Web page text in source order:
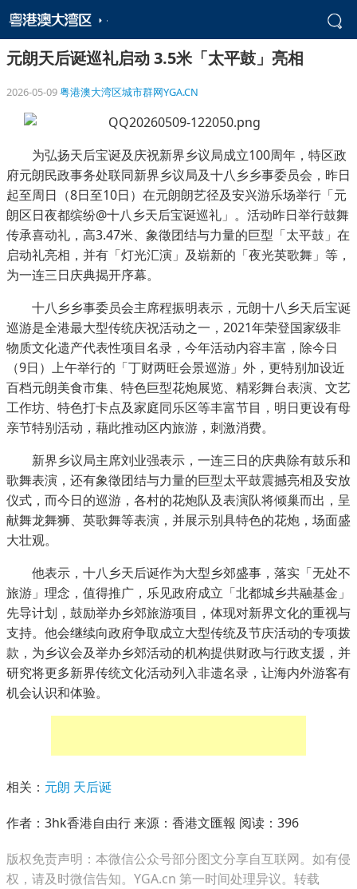
元朗天后诞巡礼启动 3.5米「太平鼓」亮相
2026-05-09粤港澳大湾区城市群网YGA.CN
为弘扬天后宝诞及庆祝新界乡议局成立100周年，特区政
府元朗民政事务处联同新界乡议局及十八乡乡事委员会，昨日
起至周日（8日至10日）在元朗朗艺径及安兴游乐场举行「元
朗区日夜都缤纷@十八乡天后宝诞巡礼」。活动昨日举行鼓舞
传承喜动礼，高3.47米、象徵团结与力量的巨型「太平鼓」在
启动礼亮相，并有「灯光汇演」及崭新的「夜光英歌舞」等，
为一连三日庆典揭开序幕。
十八乡乡事委员会主席程振明表示，元朗十八乡天后宝诞
巡游是全港最大型传统庆祝活动之一，2021年荣登国家级非
物质文化遗产代表性项目名录，今年活动内容丰富，除今日
（9日）上午举行的「丁财两旺会景巡游」外，更特别加设近
百档元朗美食市集、特色巨型花炮展览、精彩舞台表演、文艺
工作坊、特色打卡点及家庭同乐区等丰富节目，明日更设有母
亲节特别活动，藉此推动区内旅游，刺激消费。
新界乡议局主席刘业强表示，一连三日的庆典除有鼓乐和
歌舞表演，还有象徵团结与力量的巨型太平鼓震撼亮相及安放
仪式，而今日的巡游，各村的花炮队及表演队将倾巢而出，呈
献舞龙舞狮、英歌舞等表演，并展示别具特色的花炮，场面盛
大壮观。
他表示，十八乡天后诞作为大型乡郊盛事，落实「无处不
旅游」理念，值得推广，乐见政府成立「北都城乡共融基金」
先导计划，鼓励举办乡郊旅游项目，体现对新界文化的重视与
支持。他会继续向政府争取成立大型传统及节庆活动的专项拨
款，为乡议会及举办乡郊活动的机构提供财政与行政支援，并
研究将更多新界传统文化活动列入非遗名录，让海内外游客有
机会认识和体验。
相关： 元朗 天后诞
作者：3hk香港自由行 来源：香港文匯報 阅读： 396
版权免责声明：本微信公众号部分图文分享自互联网。如有侵
权，请及时微信告知。YGA.cn 第一时间处理异议。转载